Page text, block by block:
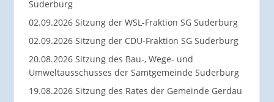
Suderburg
02.09.2026 Sitzung der WSL-Fraktion SG Suderburg
02.09.2026 Sitzung der CDU-Fraktion SG Suderburg
20.08.2026 Sitzung des Bau-, Wege- und
Umweltausschusses der Samtgemeinde Suderburg
19.08.2026 Sitzung des Rates der Gemeinde Gerdau